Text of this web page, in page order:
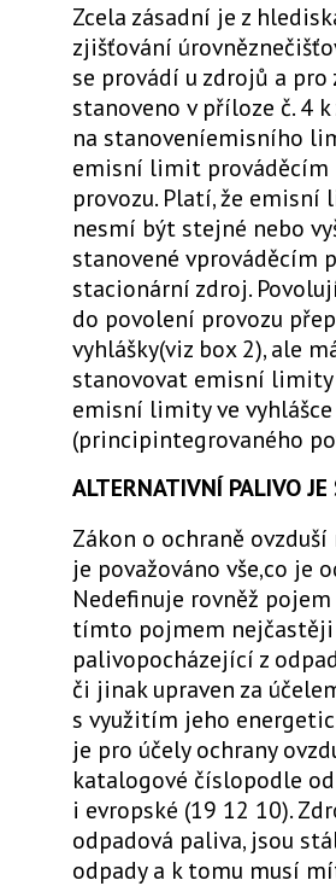
Zcela zásadní je z
zjišťování
se provádí u zdrojů a
stanoveno v příloze č. 4
na stanoveníemisního
emisní limit
provozu. Platí, že
nesmí být stejné nebo
stanovené vprováděcím
stacionární zdroj.
do povolení provozu
vyhlášky(viz box 2), ale
stanovovat emisní
emisní limity ve
(principintegrovaného
ALTERNATIVNÍ PALIVO JE
Zákon o ochraně
je považováno vše,co je
Nedefinuje rovněž
tímto pojmem nejčastěji
palivopocházející z
či jinak upraven za
s využitím jeho
je pro účely ochrany
katalogové číslopodle
i evropské (19 12 10).
odpadová paliva, jsou
odpady a k tomu musí